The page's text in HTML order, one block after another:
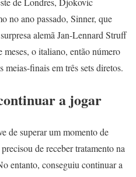
no ano passado, Sinner, que
alemã Jan-Lennard Struff
o italiano, então número
finais em três sets diretos.
a jogar
de superar um momento de
de receber tratamento na
entanto, conseguiu continuar a